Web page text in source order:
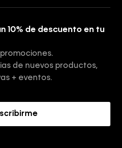
10% de descuento en tu
de nuevos productos,
+ eventos.